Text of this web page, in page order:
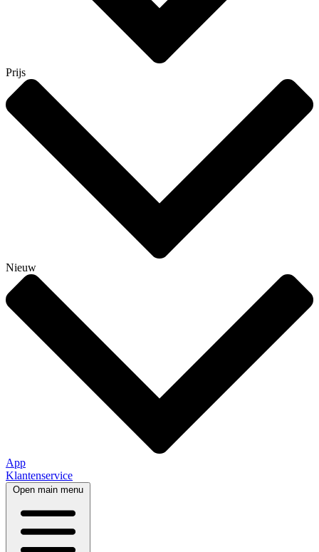
Prijs
Nieuw
App
Klantenservice
Open main menu